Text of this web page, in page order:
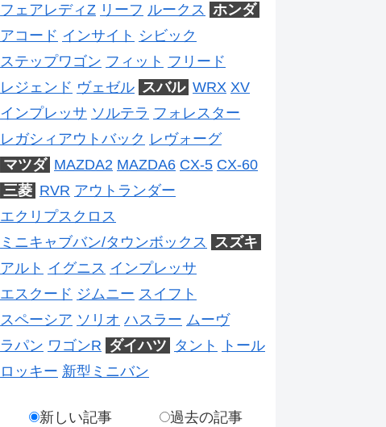
フェアレディZ リーフ ルークス ホンダ
アコード インサイト シビック
ステップワゴン フィット フリード
レジェンド ヴェゼル スバル WRX XV
インプレッサ ソルテラ フォレスター
レガシィアウトバック レヴォーグ
マツダ MAZDA2 MAZDA6 CX-5 CX-60
三菱 RVR アウトランダー
エクリプスクロス
ミニキャブバン/タウンボックス
スズキ
アルト イグニス インプレッサ
エスクード ジムニー スイフト
スペーシア ソリオ ハスラー ムーヴ
ラパン ワゴンR ダイハツ タント
トール
ロッキー 新型ミニバン
新しい記事 過去の記事